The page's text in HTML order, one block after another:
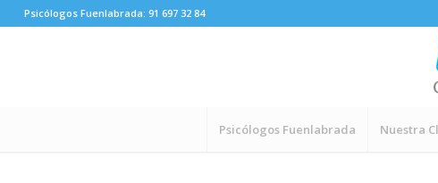
Psicólogos Fuenlabrada: 91 697 32 84
Psicólogos Fuenlabrada Nuestra